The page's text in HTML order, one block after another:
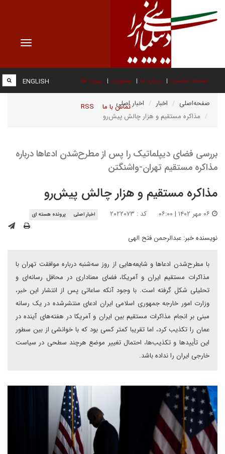
Toggle
صفحه نخست درباره ما عضویت پیوند ها
تماس با ما RSS
ENGLISH
صفحه‌اصلی اخبار
اخبار اصلی
مذاکره مستقیم و هزار چالش پیش‌رو
بررسی فضای دیپلماتیک را پس از مطرح‌شدن ادعاها درباره
مذاکره مستقیم تهران-واشنگتن
مذاکره مستقیم و هزار چالش پیش‌رو
کد : ۲۰۲۲۰۷۳ اخبار اصلی پرونده هسته ای
نویسنده خبر: عبدالرحمن فتح الهی
با مطرح‌شدن ادعاها و شایعه‌هایی از روز سه‌شنبه درباره موافقت تهران با
مذاکرات مستقیم ایران و آمریکا، فضای معناداری در محافل رسانه‌ای و
تحلیلی شکل گرفته است. با وجود آنکه ساعاتی پس از انتشار این خبر،
وزارت امور خارجه جمهوری اسلامی ایران ادعای منتشر‌شده در یک رسانه
مبنی بر انجام مذاکرات مستقیم بین ایران و آمریکا در هفته‌های آینده در
عمان را تکذیب کرد، اما تقریبا کمتر کسی بود که با خوانشی از بین سطور
این تأییدها و تکذیب‌ها، احتمال تغییر موضع هر‌چند سطحی در سیاست
خارجی ایران را نداده باشد.